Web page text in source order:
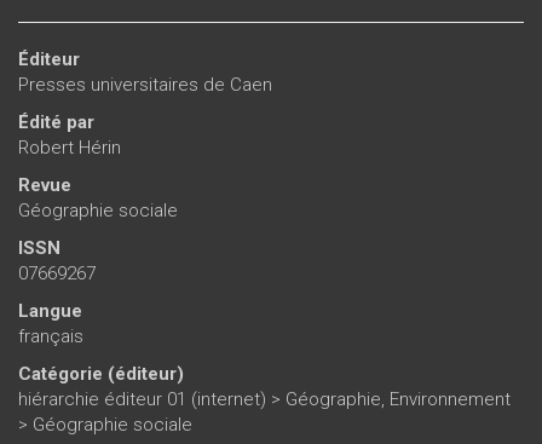
Éditeur
Presses universitaires de Caen
Édité par
Robert Hérin
Revue
Géographie sociale
ISSN
07669267
Langue
français
Catégorie (éditeur)
hiérarchie éditeur 01 (internet) > Géographie, Environnement
> Géographie sociale